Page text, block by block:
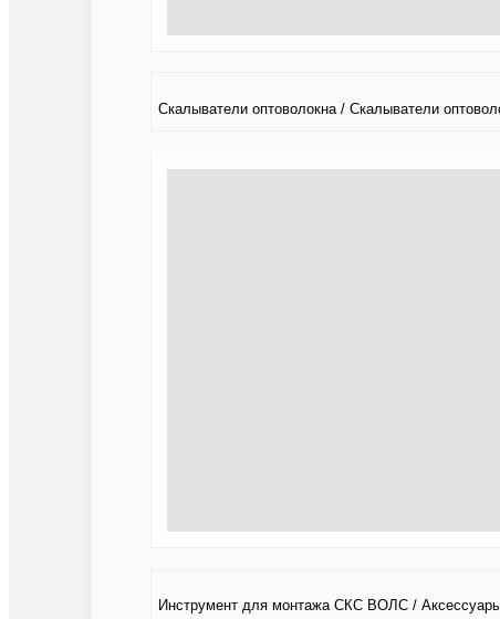
Скалыватели оптоволокна / Скалыватели
Инструмент для монтажа СКС ВОЛС /